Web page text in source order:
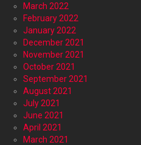
March 2022
February 2022
January 2022
December 2021
November 2021
October 2021
September 2021
August 2021
July 2021
June 2021
April 2021
March 2021